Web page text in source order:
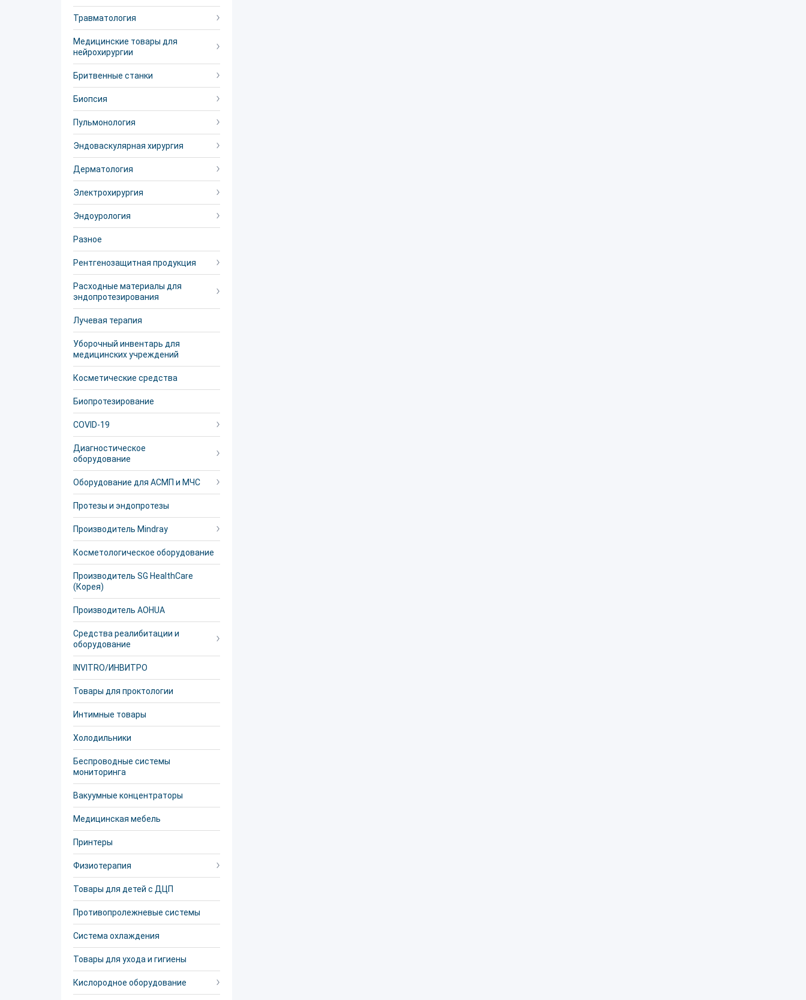
Травматология
Медицинские товары для
нейрохирургии
Бритвенные станки
Биопсия
Пульмонология
Эндоваскулярная хирургия
Дерматология
Электрохирургия
Эндоурология
Разное
Рентгенозащитная продукция
Расходные материалы для
эндопротезирования
Лучевая терапия
Уборочный инвентарь для
медицинских учреждений
Косметические средства
Биопротезирование
COVID-19
Диагностическое
оборудование
Оборудование для АСМП и МЧС
Протезы и эндопротезы
Производитель Mindray
Косметологическое оборудование
Производитель SG HealthCare
(Корея)
Производитель AOHUA
Средства реалибитации и
оборудование
INVITRO/ИНВИТРО
Товары для проктологии
Интимные товары
Холодильники
Беспроводные системы
мониторинга
Вакуумные концентраторы
Медицинская мебель
Принтеры
Физиотерапия
Товары для детей с ДЦП
Противопролежневые системы
Система охлаждения
Товары для ухода и гигиены
Кислородное оборудование